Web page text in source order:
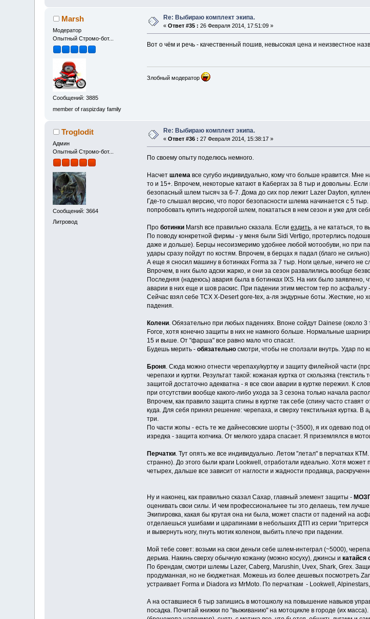
Marsh
Модератор
Опытный Стромо-бот...
Сообщений: 3885
member of raspizday family
Re: Выбираю комплект экипа.
«Ответ #35 : 26 Февраля 2014, 17:51:09 »
Вот о чём и речь - качественный пошив, невысокая цена и неизвестное
Злобный модератор
Troglodit
Админ
Опытный Стромо-бот...
Сообщений: 3664
Литровод
Re: Выбираю комплект экипа.
«Ответ #36 : 27 Февраля 2014, 15:38:17 »
По своему опыту поделюсь немного.
Насчет шлемавсе сугубо индивидуально, кому что больше нравится.
то и 15+. Впрочем, некоторые катают в Кабергах за 8 тыр и довольны.
безопасный шлем тысяч за 6-7. Дома до сих пор лежит Lazer Dayton,
Где-то слышал версию, что порог безопасности шлема начинается с 5
попробовать купить недорогой шлем, покататься в нем сезон и уже для
Про ботинкиMarsh все правильно сказала. Если ездить, а не кататься, то
По поводу конкретной фирмы - у меня были Sidi Vertigo, протерлись
даже и дольше). Берцы несоизмеримо удобнее любой мотообуви, но при
удары сразу пойдут по костям. Впрочем, в берцах я падал (благо не
А еще я сносил машину в ботинках Forma за 7 тыр. Ноги целые, ничего
Впрочем, в них было адски жарко, и они за сезон развалились вообще
Последняя (надеюсь) авария была в ботинках IXS. На них было заявлено,
аварии в них еще и шов раскис. При падении этим местом тер по асфальту
Сейчас взял себе TCX X-Desert gore-tex, а-ля эндурные боты. Жесткие, но
падения.
Колени. Обязательно при любых падениях. Впоне сойдут Dainese (около
Force, хотя конечно защиты в них не намного больше. Нормальные
15 и выше. От "фарша" все равно мало что спасат.
Будешь мерить - обязательносмотри, чтобы не сползали внутрь. Удар по
Броня. Сюда можно отнести черепаху/куртку и защиту филейной части
черепахи и куртки. Результат такой: кожаная куртка от скользяка
защитой достаточно адекватна - я все свои аварии в куртке пережил. К
при отсутствии вообще какого-либо ухода за 3 сезона только начала
Впрочем, как правило защита спины в куртке так себе (спину часто
куда. Для себя принял решение: черепаха, и сверху текстильная куртка. В
три.
По части жопы - есть те же дайнесовские шорты (~3500), я их одеваю
изредка - защита копчика. От мелкого удара спасает. Я приземлялся в
Перчатки. Тут опять же все индивидуально. Летом "летал" в перчатках
странно). До этого были краги Lookwell, отработали идеально. Хотя
четырех, дальше все зависит от наглости и жадности продавца,
Ну и наконец, как правильно сказал Сахар, главный элемент защиты -
оценивать свои силы. И чем профессиональнее ты это делаешь, тем
Экипировка, какая бы крутая она ни была, может спасти от падений на
отделаешься ушибами и царапинами в небольших ДТП из серии
и вывернуть ногу, пнуть мотик коленом, выбить плечо при падении.
Мой тебе совет: возьми на свои деньги себе шлем-интеграл (~5000),
дерьма. Накинь сверху обычную кожанку (можно косуху), джинсы и катайся
По брендам, смотри шлемы Lazer, Caberg, Marushin, Uvex, Shark, Grex.
продуманная, но не бюджетная. Можешь из более дешевых посмотреть
устраивает Forma и Diadora из MrMoto. По перчаткам - Lookwell,
А на оставшиеся 6 тыр запишись в мотошколу на повышение навыков
посадка. Почитай книжки по "выживанию" на мотоцикле в городе (их